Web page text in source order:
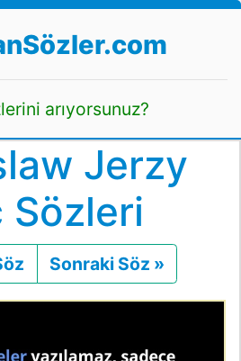
arıyorsunuz?
Jerzy
Sözleri
Önceki
Sonraki Söz »